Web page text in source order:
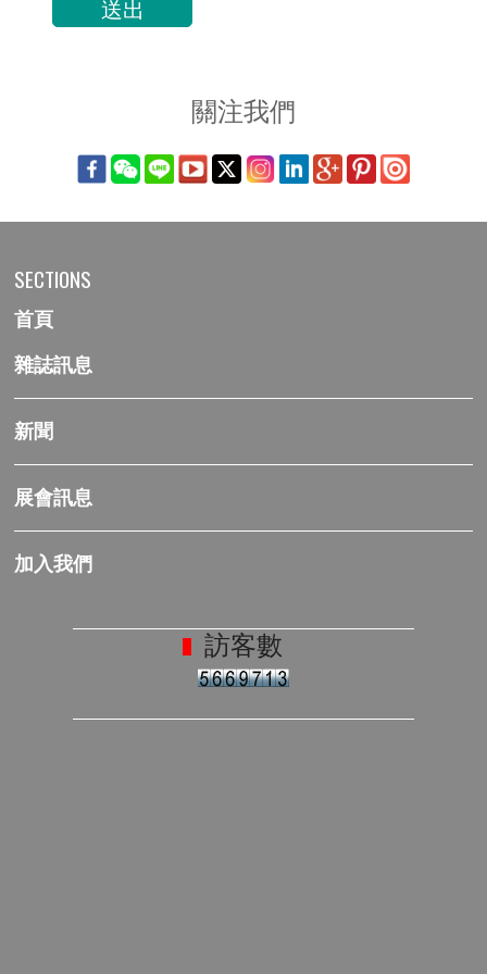
關注我們
SECTIONS
首頁
雜誌訊息
新聞
展會訊息
加入我們
訪客數